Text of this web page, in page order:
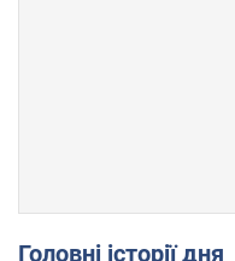
Головні історії дня